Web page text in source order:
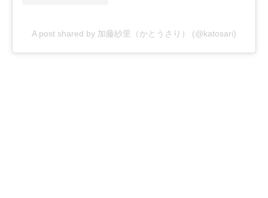
A post shared by 加藤紗里（かとうさり） (@katosari)